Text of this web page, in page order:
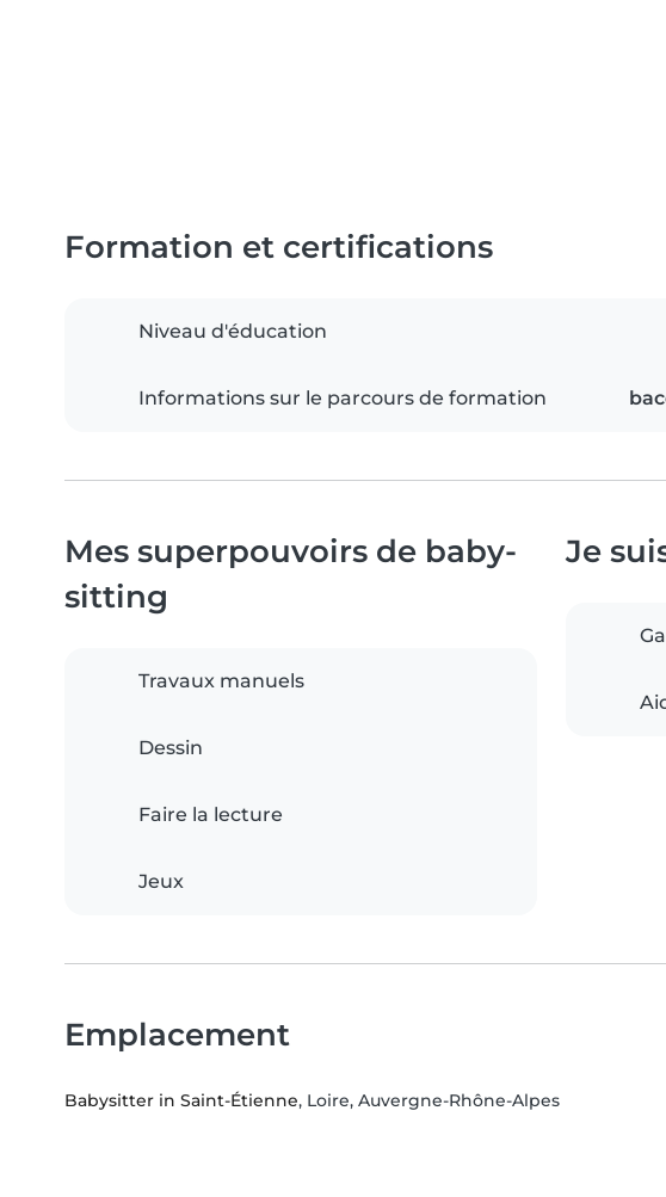
Formation et certifications
Niveau d'éducation
Informations sur le parcours de formation
Mes superpouvoirs de baby-
sitting
Travaux manuels
Dessin
Faire la lecture
Jeux
Je
Emplacement
Babysitter in Saint-Étienne, Loire, Auvergne-Rhône-Alpes